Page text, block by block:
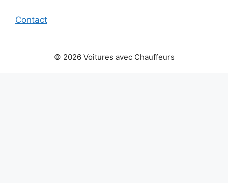
Contact
© 2026 Voitures avec Chauffeurs